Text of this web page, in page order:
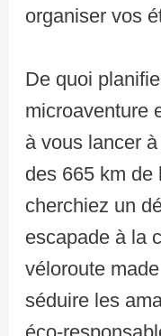
organiser vos
De quoi
microaventure
à vous lancer
des 665 km
cherchiez un
escapade à la
véloroute
séduire les